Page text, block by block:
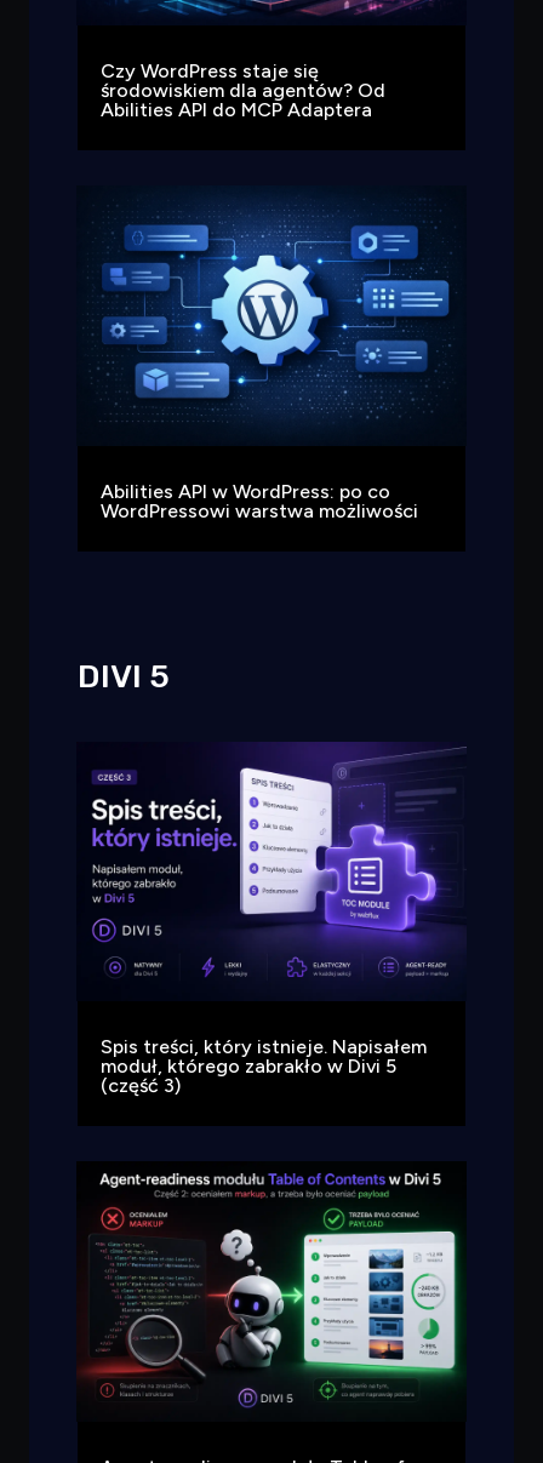
Czy WordPress staje się
środowiskiem dla agentów? Od
Abilities API do MCP Adaptera
Abilities API w WordPress: po co
WordPressowi warstwa możliwości
DIVI 5
Spis treści, który istnieje. Napisałem
moduł, którego zabrakło w Divi 5
(część 3)